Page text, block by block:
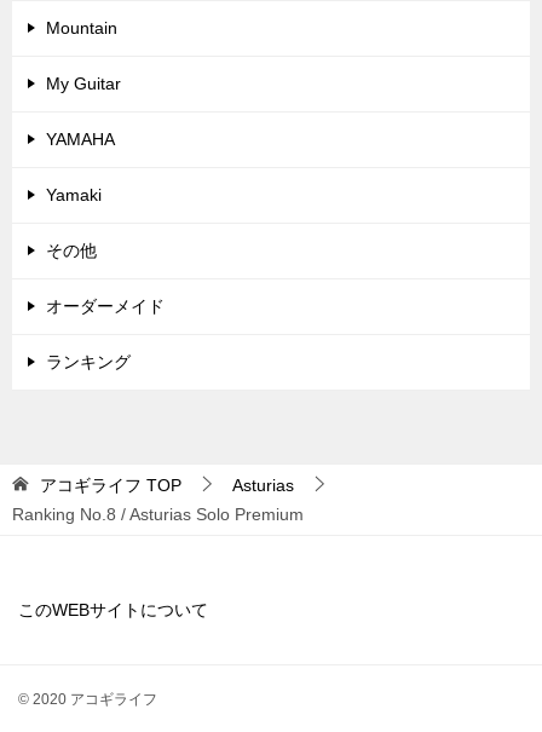
Mountain
My Guitar
YAMAHA
Yamaki
その他
オーダーメイド
ランキング
アコギライフ TOP
Asturias
Ranking No.8 / Asturias Solo Premium
このWEBサイトについて
© 2020 アコギライフ